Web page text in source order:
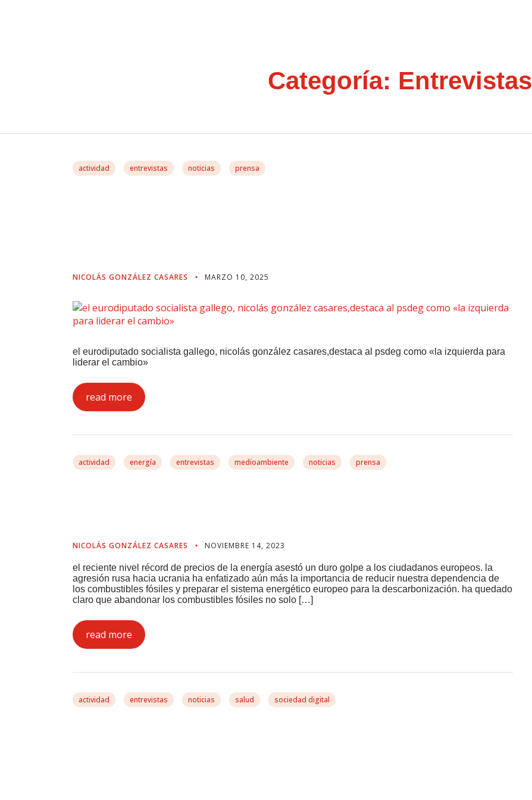
Categoría: Entrevistas
actividad entrevistas noticias prensa
NICOLÁS GONZÁLEZ CASARES MARZO 10, 2025
el eurodiputado socialista gallego, nicolás gonzález casares,destaca al psdeg como «la izquierda para
liderar el cambio»
read more
actividad energía entrevistas medioambiente noticias prensa
NICOLÁS GONZÁLEZ CASARES NOVIEMBRE 14, 2023
el reciente nivel récord de precios de la energía asestó un duro golpe a los ciudadanos europeos. la
agresión rusa hacia ucrania ha enfatizado aún más la importancia de reducir nuestra dependencia de
los combustibles fósiles y preparar el sistema energético europeo para la descarbonización. ha quedado
claro que abandonar los combustibles fósiles no solo […]
read more
actividad entrevistas noticias salud sociedad digital